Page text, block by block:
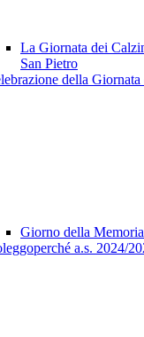
La Giornata dei
San Pietro
della
Giorno della
a.s. 2024/